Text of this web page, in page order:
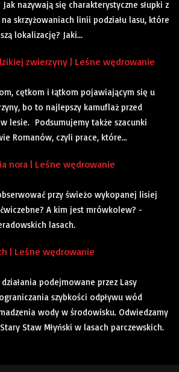
nazywają się charakterystyczne słupki z
skrzyżowaniach linii podziału lasu, które
lokalizację? Jaki...
zwierzyny | Leśne wędrowanie
cętkom i łątkom pojawiającym się u
bo to najlepszy kamuflaż przed
lesie. Podsumujemy także szacunki
Romanów, czyli prace, które...
nora | Leśne wędrowanie
przy świeżo wykopanej lisiej
A kim jest mrówkolew? -
lasach.
| Leśne wędrowanie
podejmowane przez Lasy
szybkości odpływu wód
wody w środowisku. Odwiedzamy
Staw Młyński w lasach parczewskich.